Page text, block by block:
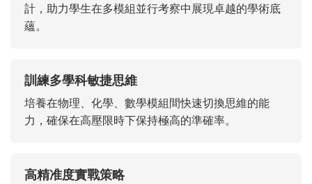
計，助力學生在多模組並行考察中展現卓越的學術底
蘊。
訓練多學科敏捷思維
培養在物理、化學、數學模組間快速切換思維的能
力，確保在高壓限時下保持極高的準確率。
高精准度實戰策略